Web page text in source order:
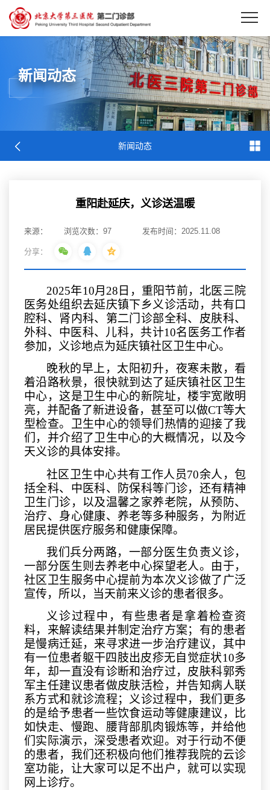
新闻动态
新闻动态
重阳赴延庆，义诊送温暖
来源： 浏览次数： 97 发布时间：2025.11.08
分享：
2025年10月28日，重阳节前，北医三院
医务处组织去延庆镇下乡义诊活动，共有口
腔科、肾内科、第二门诊部全科、皮肤科、
外科、中医科、儿科，共计10名医务工作者
参加，义诊地点为延庆镇社区卫生中心。
晚秋的早上，太阳初升，夜寒未散，看
着沿路秋景，很快就到达了延庆镇社区卫生
中心，这是卫生中心的新院址，楼宇宽敞明
亮，并配备了新进设备，甚至可以做CT等大
型检查。卫生中心的领导们热情的迎接了我
们，并介绍了卫生中心的大概情况，以及今
天义诊的具体安排。
社区卫生中心共有工作人员70余人，包
括全科、中医科、防保科等门诊，还有精神
卫生门诊，以及温馨之家养老院，从预防、
治疗、身心健康、养老等多种服务，为附近
居民提供医疗服务和健康保障。
我们兵分两路，一部分医生负责义诊，
一部分医生则去养老中心探望老人。由于，
社区卫生服务中心提前为本次义诊做了广泛
宣传，所以，当天前来义诊的患者很多。
义诊过程中，有些患者是拿着检查资
料，来解读结果并制定治疗方案；有的患者
是慢病迁延，来寻求进一步治疗建议，其中
有一位患者躯干四肢出皮疹无自觉症状10多
年，却一直没有诊断和治疗过，皮肤科郭秀
军主任建议患者做皮肤活检，并告知病人联
系方式和就诊流程；义诊过程中，我们更多
的是给予患者一些饮食运动等健康建议，比
如快走、慢跑、腰背部肌肉锻炼等，并给他
们实际演示，深受患者欢迎。对于行动不便
的患者，我们还积极向他们推荐我院的云诊
室功能，让大家可以足不出户，就可以实现
网上诊疗。